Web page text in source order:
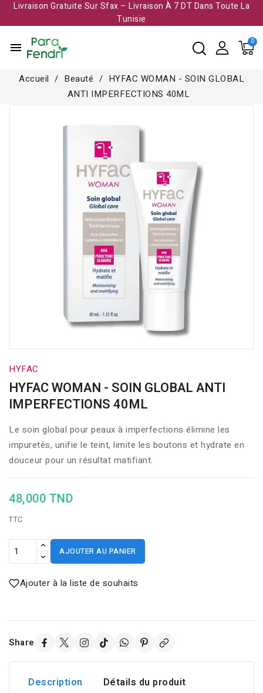
Livraison Gratuite Sur Sfax – Livraison À 7 DT Dans Toute La
Tunisie​
menu
Accueil Beauté
HYFAC WOMAN - SOIN GLOBAL
ANTI IMPERFECTIONS 40ML
HYFAC
HYFAC WOMAN - SOIN GLOBAL ANTI
IMPERFECTIONS 40ML
Le soin global pour peaux à imperfections élimine les
impuretés, unifie le teint, limite les boutons et hydrate en
douceur pour un résultat matifiant.
48,000 TND
TTC
AJOUTER AU PANIER
Ajouter à la liste de souhaits
Share
Description Détails du produit